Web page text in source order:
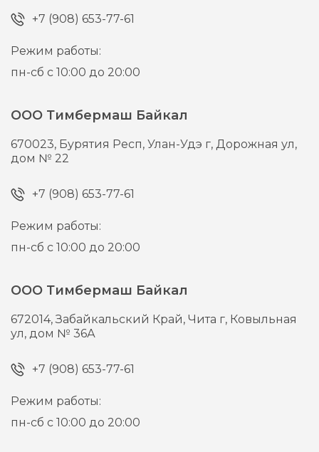
+7 (908) 653-77-61
Режим работы:
пн-сб с 10:00 до 20:00
ООО Тимбермаш Байкал
670023, Бурятия Респ, Улан-Удэ г,Дорожная ул,
дом № 22
+7 (908) 653-77-61
Режим работы:
пн-сб с 10:00 до 20:00
ООО Тимбермаш Байкал
672014,Забайкальский Край, Чита г, Ковыльная
ул, дом № 36А
+7 (908) 653-77-61
Режим работы:
пн-сб с 10:00 до 20:00